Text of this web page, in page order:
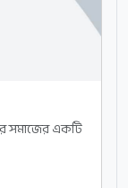
সমাজের একটি